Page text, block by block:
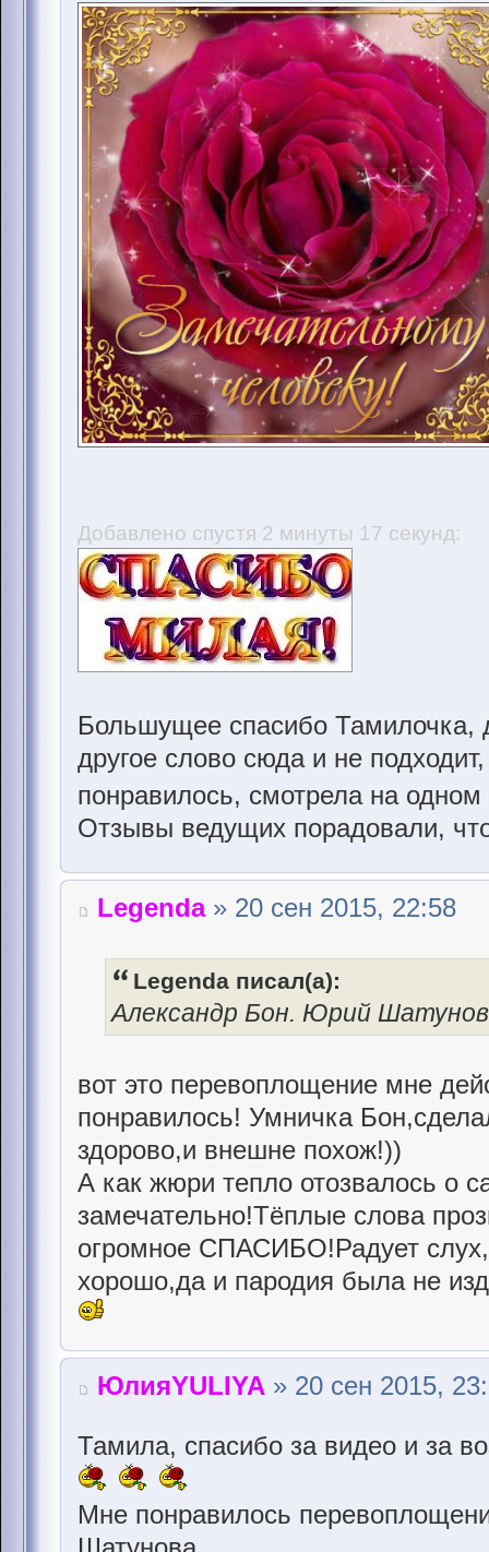
Добавлено спустя 2 минуты 17 секунд:
Большущее спасибо Тамилочка,
другое слово сюда и не
понравилось, смотрела на
Отзывы ведущих порадовали,
Legenda» 20 сен 2015, 22:58
Legenda писал(а):
Александр Бон. Юрий
вот это перевоплощение мне
понравилось! Умничка
здорово,и внешне похож!))
А как жюри тепло отозвалось о
замечательно!Тёплые слова
огромное СПАСИБО!Радует
хорошо,да и пародия была не
ЮлияYULIYA » 20 сен 2015,
Тамила, спасибо за видео и за
Мне понравилось